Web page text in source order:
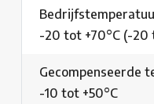
-20 tot +70°C (-20
Gecompenseerde
-10 tot +50°C